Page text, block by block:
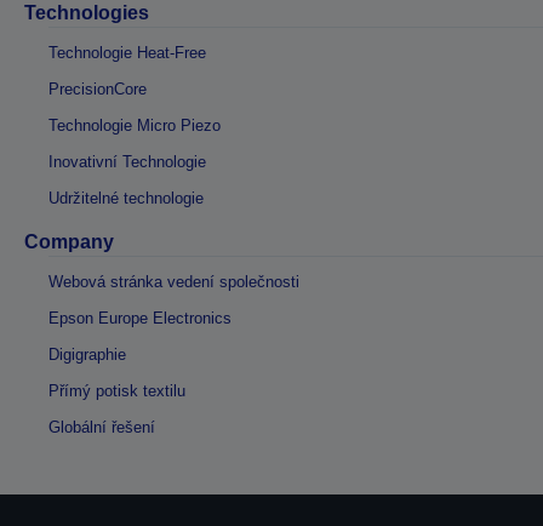
Technologies
Technologie Heat-Free
PrecisionCore
Technologie Micro Piezo
Inovativní Technologie
Udržitelné technologie
Company
Webová stránka vedení společnosti
Epson Europe Electronics
Digigraphie
Přímý potisk textilu
Globální řešení